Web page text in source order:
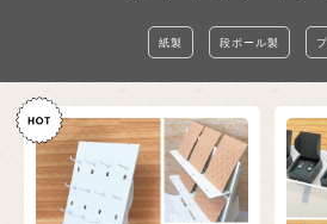
紙製 段ボール製